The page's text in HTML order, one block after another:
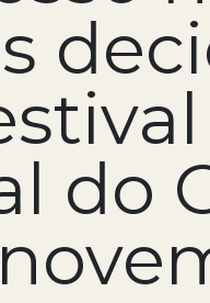
do